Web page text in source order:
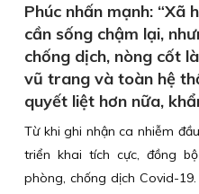
Phúc nhấn mạnh:
cần sống chậm lại,
chống dịch, nòng cốt
vũ trang và toàn hệ
quyết liệt hơn nữa,
Từ khi ghi nhận ca nhiễm
triển khai tích cực, đồng
phòng, chống dịch Covid-